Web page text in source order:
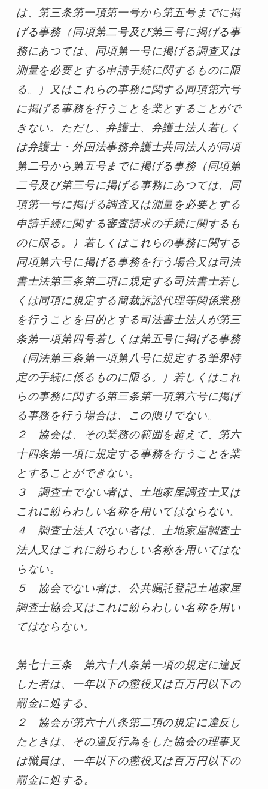
は、第三条第一項第一号から第五号までに掲
げる事務（同項第二号及び第三号に掲げる事
務にあつては、同項第一号に掲げる調査又は
測量を必要とする申請手続に関するものに限
る。）又はこれらの事務に関する同項第六号
に掲げる事務を行うことを業とすることがで
きない。ただし、弁護士、弁護士法人若しく
は弁護士・外国法事務弁護士共同法人が同項
第二号から第五号までに掲げる事務（同項第
二号及び第三号に掲げる事務にあつては、同
項第一号に掲げる調査又は測量を必要とする
申請手続に関する審査請求の手続に関するも
のに限る。）若しくはこれらの事務に関する
同項第六号に掲げる事務を行う場合又は司法
書士法第三条第二項に規定する司法書士若し
くは同項に規定する簡裁訴訟代理等関係業務
を行うことを目的とする司法書士法人が第三
条第一項第四号若しくは第五号に掲げる事務
（同法第三条第一項第八号に規定する筆界特
定の手続に係るものに限る。）若しくはこれ
らの事務に関する第三条第一項第六号に掲げ
る事務を行う場合は、この限りでない。
２　協会は、その業務の範囲を超えて、第六
十四条第一項に規定する事務を行うことを業
とすることができない。
３　調査士でない者は、土地家屋調査士又は
これに紛らわしい名称を用いてはならない。
４　調査士法人でない者は、土地家屋調査士
法人又はこれに紛らわしい名称を用いてはな
らない。
５　協会でない者は、公共嘱託登記土地家屋
調査士協会又はこれに紛らわしい名称を用い
てはならない。
第七十三条　第六十八条第一項の規定に違反
した者は、一年以下の懲役又は百万円以下の
罰金に処する。
２　協会が第六十八条第二項の規定に違反し
たときは、その違反行為をした協会の理事又
は職員は、一年以下の懲役又は百万円以下の
罰金に処する。